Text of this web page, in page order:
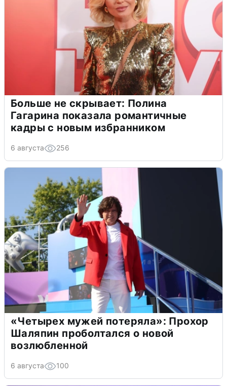
Больше не скрывает: Полина
Гагарина показала романтичные
кадры с новым избранником
6 августа 256
«Четырех мужей потеряла»: Прохор
Шаляпин проболтался о новой
возлюбленной
6 августа 100